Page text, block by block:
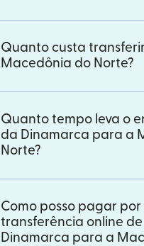
Quanto custa
Macedônia do Norte?
Quanto tempo leva o
da Dinamarca para a
Norte?
Como posso pagar por
transferência online
Dinamarca para a